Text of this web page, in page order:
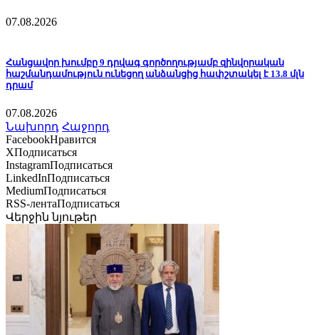
07.08.2026
Հանցավոր խումբը 9 դրվագ գործողությամբ զինվորական
հաշմանդամություն ունեցող անձանցից հափշտակել է 13.8 մլն
դրամ
07.08.2026
Նախորդ Հաջորդ
FacebookНравится
XПодписаться
InstagramПодписаться
LinkedInПодписаться
MediumПодписаться
RSS-лентаПодписаться
Վերջին նյութեր